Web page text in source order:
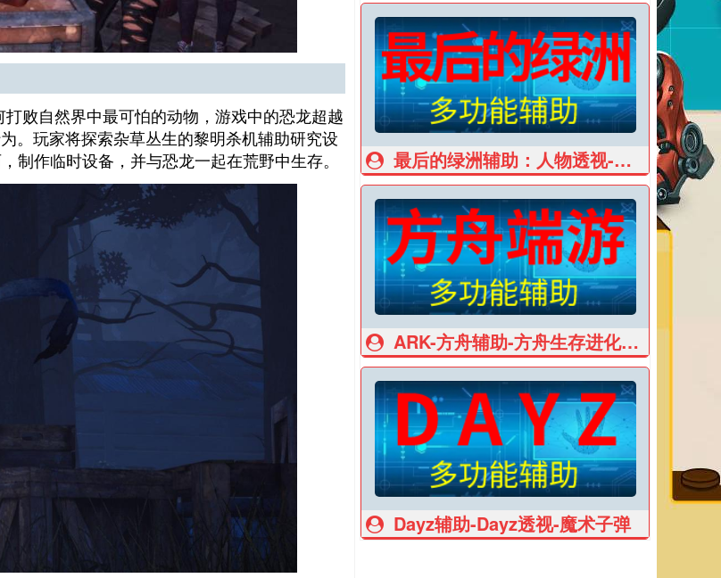
败自然界中最可怕的动物，游戏中的恐龙超越
。玩家将探索杂草丛生的黎明杀机辅助研究设
制作临时设备，并与恐龙一起在荒野中生存。
最后的绿洲辅助：人物透视-商店领地透视
ARK-方舟辅助-方舟生存进化辅助
Dayz辅助-Dayz透视-魔术子弹